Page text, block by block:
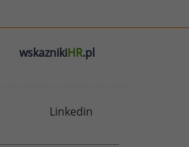
wskaznikiHR.pl
Linkedin